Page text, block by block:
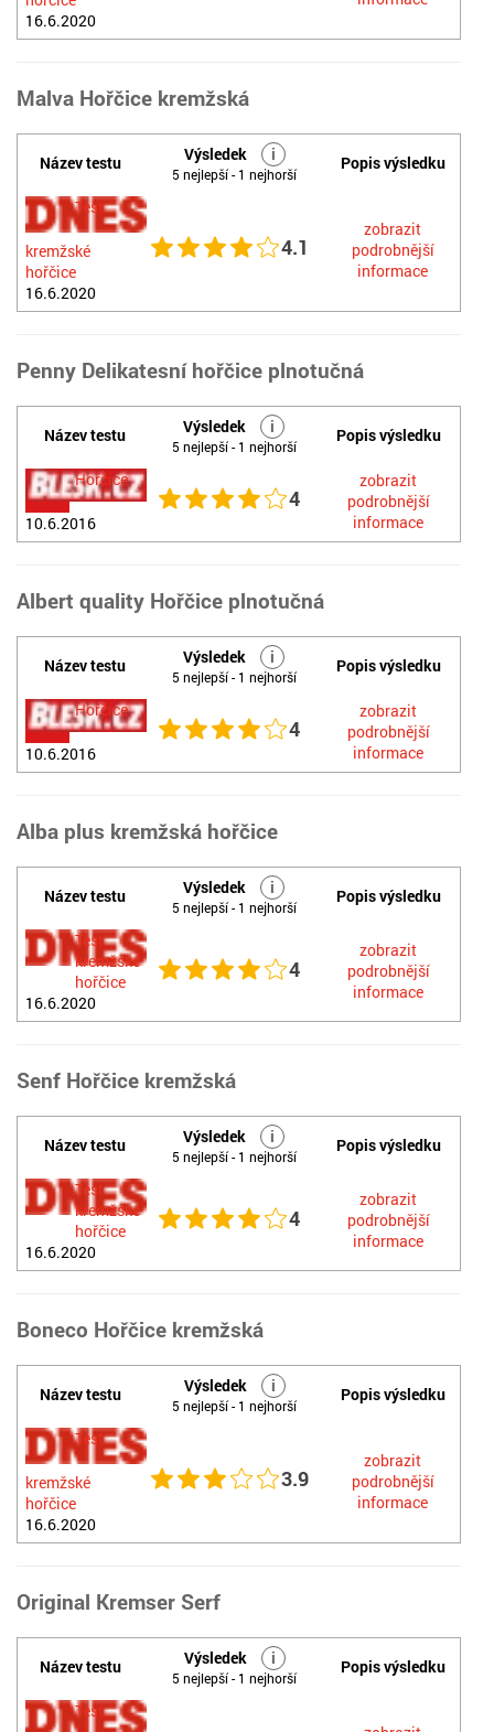
16.6.2020
Malva Hořčice kremžská
Název testu Výsledek i
5 nejlepší - 1 nejhorší
Popis výsledku
Test
kremžské
hořčice
16.6.2020
4.1
zobrazit
podrobnější
informace
Penny Delikatesní hořčice plnotučná
Název testu Výsledek i
5 nejlepší - 1 nejhorší
Popis výsledku
Hořčice
10.6.2016
4
zobrazit
podrobnější
informace
Albert quality Hořčice plnotučná
Název testu Výsledek i
5 nejlepší - 1 nejhorší
Popis výsledku
Hořčice
10.6.2016
4
zobrazit
podrobnější
informace
Alba plus kremžská hořčice
Název testu Výsledek i
5 nejlepší - 1 nejhorší
Popis výsledku
Test
kremžské
hořčice
16.6.2020
4
zobrazit
podrobnější
informace
Senf Hořčice kremžská
Název testu Výsledek i
5 nejlepší - 1 nejhorší
Popis výsledku
Test
kremžské
hořčice
16.6.2020
4
zobrazit
podrobnější
informace
Boneco Hořčice kremžská
Název testu Výsledek i
5 nejlepší - 1 nejhorší
Popis výsledku
Test
kremžské
hořčice
16.6.2020
3.9
zobrazit
podrobnější
informace
Original Kremser Serf
Název testu Výsledek i
5 nejlepší - 1 nejhorší
Popis výsledku
Test